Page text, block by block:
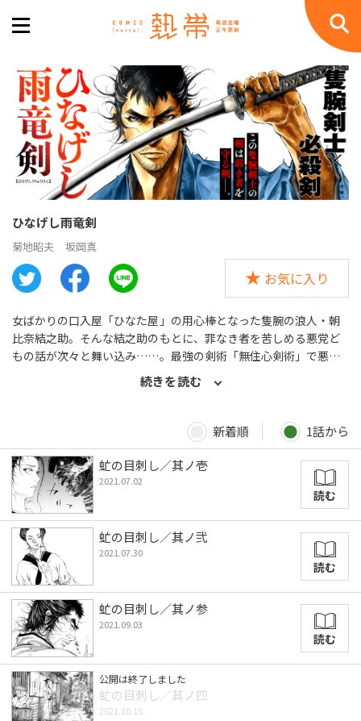
ひなげし雨竜剣
菊地昭夫 坂岡真
お気に入り
女ばかりの口入屋「ひなた屋」の用心棒となった隻腕の浪人・朝
比奈結之助。そんな結之助のもとに、罪なき者を苦しめる悪党ど
もの話が次々と舞い込み……。最強の剣術「無住心剣術」で悪に
立ち向かう必殺剣戟譚!! 著者：菊地昭夫／『DR.DMAT』
（原作：高野洋／集英社）、『サクリファイス』（原作：近藤史
で幅広いジャンルで活躍中。 著者：坂岡真／大ヒットシリーズ
に「鬼役」や「ひなげし雨竜剣」（光文社文庫）など、著作多
数。
続きを読む
新着順
1話から
虻の目刺し／其ノ壱
2021.07.02
読む
虻の目刺し／其ノ弐
2021.07.30
読む
虻の目刺し／其ノ参
2021.09.03
読む
公開は終了しました
虻の目刺し／其ノ四
2021.10.15